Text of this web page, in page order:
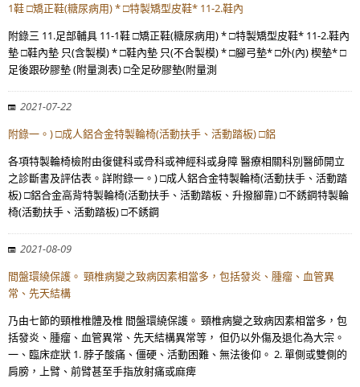
1鞋 □矯正鞋(糖尿病用) * □特製矯型皮鞋* 11-2.鞋內
附錄三 11.足部輔具 11-1鞋 □矯正鞋(糖尿病用) * □特製矯型皮鞋* 11-2.鞋內
墊 □鞋內墊 只(含製模) * □鞋內墊 只(不合製模) * □腳弓墊* □外(內) 楔墊* □
足後跟矽膠墊 (附量測表) □全足矽膠墊(附量測
2021-07-22
附錄一。) □成人鋁合金特製輪椅(活動扶手、活動踏板) □鋁
各項特製輪椅檢附由復健科或骨科或神經科或身障 醫療相關科別醫師開立
之診斷書及評估表。詳附錄一。) □成人鋁合金特製輪椅(活動扶手、活動踏
板) □鋁合金高背特製輪椅(活動扶手、活動踏板、升撥腳靠) □不銹鋼特製輪
椅(活動扶手、活動踏板) □不銹鋼
2021-08-09
間盤環繞保護。 頸椎病變之致病因素相當多，包括發炎、腫瘤、血管異
常、先天結構
乃由七節的頸椎椎體及椎 間盤環繞保護。 頸椎病變之致病因素相當多，包
括發炎、腫瘤、血管異常、先天結構異常等， 但仍以外傷及退化為大宗。
一、臨床症狀 1. 脖子酸痛、僵硬、活動困難、無法後仰。 2. 單側或雙側的
肩膀，上臂、前臂甚至手指放射痛或麻痺